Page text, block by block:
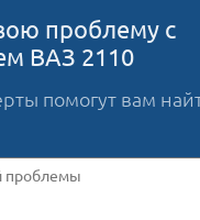
проблему с
ВАЗ 2110
помогут вам